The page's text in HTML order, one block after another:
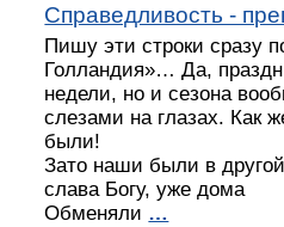
Справедливость -
Пишу эти строки сразу
Голландия»… Да,
недели, но и сезона
слезами на глазах. Как
были!
Зато наши были в
слава Богу, уже дома
Обменяли …